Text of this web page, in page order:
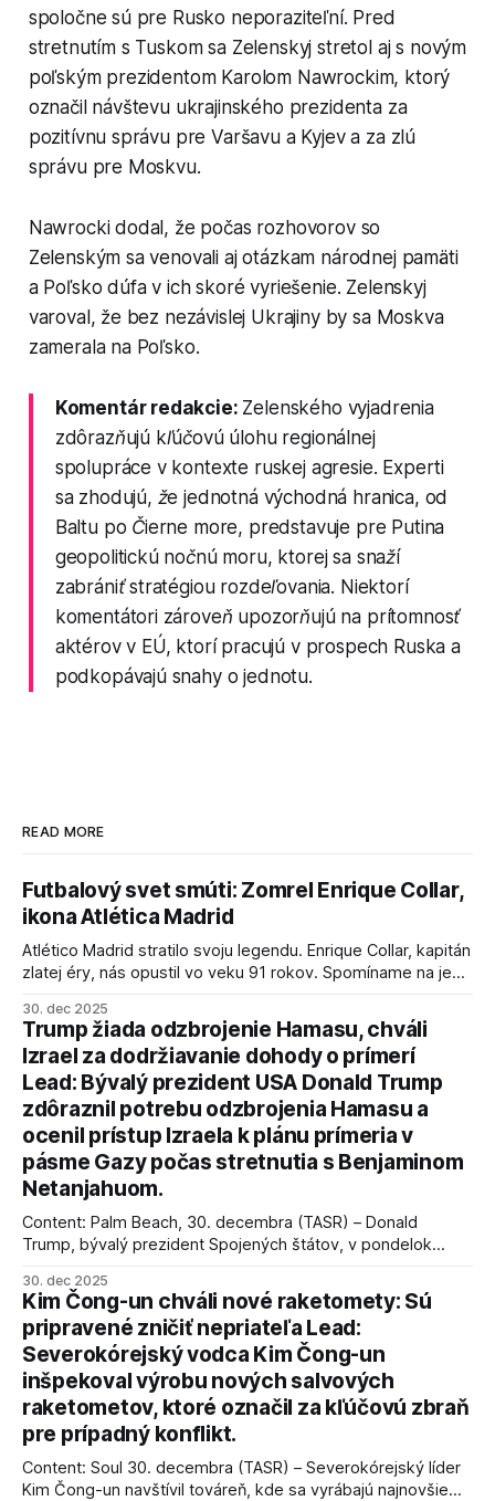
spoločne sú pre Rusko neporaziteľní. Pred
stretnutím s Tuskom sa Zelenskyj stretol aj s novým
poľským prezidentom Karolom Nawrockim, ktorý
označil návštevu ukrajinského prezidenta za
pozitívnu správu pre Varšavu a Kyjev a za zlú
správu pre Moskvu.
Nawrocki dodal, že počas rozhovorov so
Zelenským sa venovali aj otázkam národnej pamäti
a Poľsko dúfa v ich skoré vyriešenie. Zelenskyj
varoval, že bez nezávislej Ukrajiny by sa Moskva
zamerala na Poľsko.
Komentár redakcie: Zelenského vyjadrenia
zdôrazňujú kľúčovú úlohu regionálnej
spolupráce v kontexte ruskej agresie. Experti
sa zhodujú, že jednotná východná hranica, od
Baltu po Čierne more, predstavuje pre Putina
geopolitickú nočnú moru, ktorej sa snaží
zabrániť stratégiou rozdeľovania. Niektorí
komentátori zároveň upozorňujú na prítomnosť
aktérov v EÚ, ktorí pracujú v prospech Ruska a
podkopávajú snahy o jednotu.
READ MORE
Futbalový svet smúti: Zomrel Enrique Collar,
ikona Atlética Madrid
Atlético Madrid stratilo svoju legendu. Enrique Collar, kapitán
zlatej éry, nás opustil vo veku 91 rokov. Spomíname na jeho
30. dec 2025
Trump žiada odzbrojenie Hamasu, chváli
Izrael za dodržiavanie dohody o prímerí
Lead: Bývalý prezident USA Donald Trump
zdôraznil potrebu odzbrojenia Hamasu a
ocenil prístup Izraela k plánu prímeria v
pásme Gazy počas stretnutia s Benjaminom
Netanjahuom.
Content: Palm Beach, 30. decembra (TASR) – Donald
Trump, bývalý prezident Spojených štátov, v pondelok
kľúčové pre úspešné dosiahnutie prímeria v Gaze. Agentúra
AFP informuje, že Trump vyjadril presvedčenie, že Izrael plní
podmienky dohody o prí
30. dec 2025
Kim Čong-un chváli nové raketomety: Sú
pripravené zničiť nepriateľa Lead:
Severokórejský vodca Kim Čong-un
inšpekoval výrobu nových salvových
raketometov, ktoré označil za kľúčovú zbraň
pre prípadný konflikt.
Content: Soul 30. decembra (TASR) – Severokórejský líder
Kim Čong-un navštívil továreň, kde sa vyrábajú najnovšie